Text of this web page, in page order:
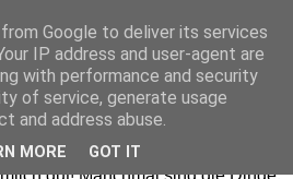
Einfach und schön -
Google to deliver its services
IP address and user-agent are
with performance and security
of service, generate usage
and address abuse.
MORE GOT IT